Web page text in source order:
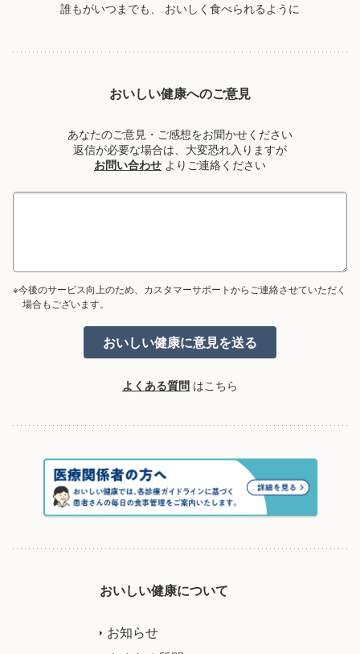
誰もがいつまでも、 おいしく食べられるように
おいしい健康へのご意見
あなたのご意見・ご感想をお聞かせください
返信が必要な場合は、大変恐れ入りますが
お問い合わせ よりご連絡ください
※今後のサービス向上のため、カスタマーサポートからご連絡させていただく
場合もございます。
よくある質問 はこちら
おいしい健康について
お知らせ